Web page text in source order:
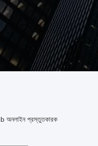
প্রস্তুতকারক